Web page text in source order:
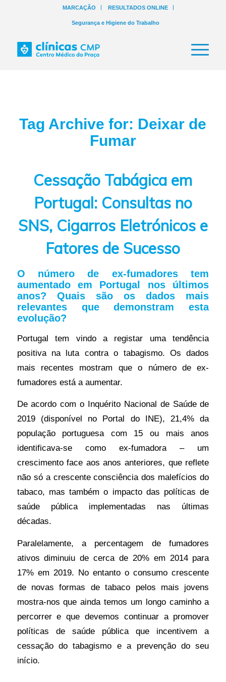
MARCAÇÃO RESULTADOS ONLINE
Segurança e Higiene do Trabalho
Tag Archive for: Deixar de
Fumar
Cessação Tabágica em
Portugal: Consultas no
SNS, Cigarros Eletrónicos e
Fatores de Sucesso
O número de ex-fumadores tem
aumentado em Portugal nos últimos
anos? Quais são os dados mais
relevantes que demonstram esta
evolução?
Portugal tem vindo a registar uma tendência
positiva na luta contra o tabagismo. Os dados
mais recentes mostram que o número de ex-
fumadores está a aumentar.
De acordo com o Inquérito Nacional de Saúde de
2019 (disponível no Portal do INE), 21,4% da
população portuguesa com 15 ou mais anos
identificava-se como ex-fumadora – um
crescimento face aos anos anteriores, que reflete
não só a crescente consciência dos malefícios do
tabaco, mas também o impacto das políticas de
saúde pública implementadas nas últimas
décadas.
Paralelamente, a percentagem de fumadores
ativos diminuiu de cerca de 20% em 2014 para
17% em 2019. No entanto o consumo crescente
de novas formas de tabaco pelos mais jovens
mostra-nos que ainda temos um longo caminho a
percorrer e que devemos continuar a promover
políticas de saúde pública que incentivem a
cessação do tabagismo e a prevenção do seu
início.